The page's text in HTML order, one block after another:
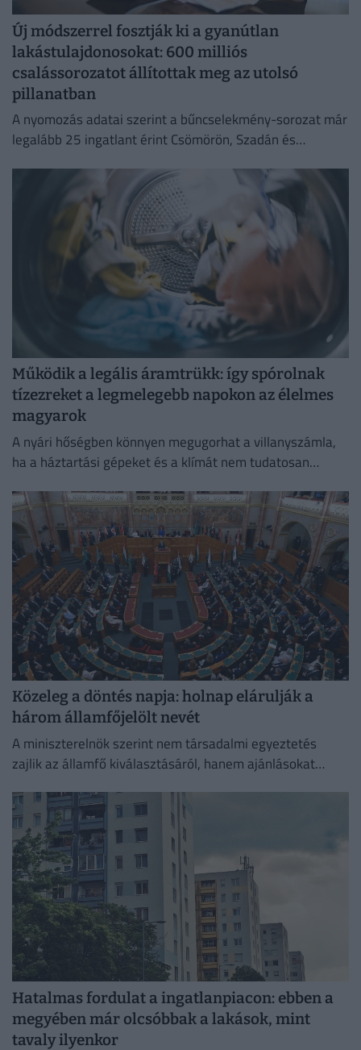
Új módszerrel fosztják ki a gyanútlan
lakástulajdonosokat: 600 milliós
csalássorozatot állítottak meg az utolsó
pillanatban
A nyomozás adatai szerint a bűncselekmény-sorozat már
legalább 25 ingatlant érint Csömörön, Szadán és
Működik a legális áramtrükk: így spórolnak
tízezreket a legmelegebb napokon az élelmes
magyarok
A nyári hőségben könnyen megugorhat a villanyszámla,
ha a háztartási gépeket és a klímát nem tudatosan
Közeleg a döntés napja: holnap elárulják a
három államfőjelölt nevét
A miniszterelnök szerint nem társadalmi egyeztetés
zajlik az államfő kiválasztásáról, hanem ajánlásokat
Hatalmas fordulat a ingatlanpiacon: ebben a
megyében már olcsóbbak a lakások, mint
tavaly ilyenkor